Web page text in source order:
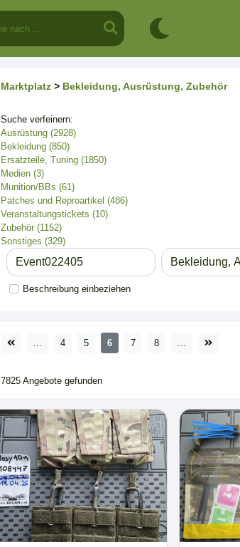
Marktplatz > Bekleidung, Ausrüstung, Zubehör
Suche verfeinern:
Ausrüstung (2928)
Bekleidung (850)
Ersatzteile, Tuning (1850)
Medien (3)
Munition/BBs (61)
Patches und Reproartikel (486)
Veranstaltungstickets (10)
Zubehör (1152)
Sonstiges (329)
Beschreibung einbeziehen
... 4 5 6 7 8 ...
7825 Angebote gefunden